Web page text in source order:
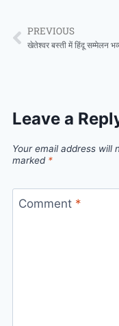
PREVIOUS
Leave a
Your email address will
marked *
Comment *